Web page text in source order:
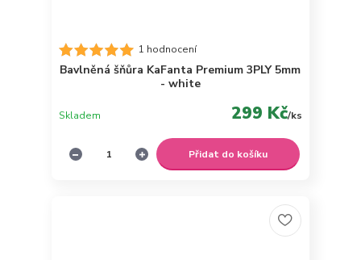
1 hodnocení
Bavlněná šňůra KaFanta Premium 3PLY 5mm
- white
299 Kč/ks
Skladem
Přidat do košíku